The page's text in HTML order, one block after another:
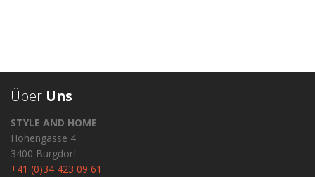
Über Uns
STYLE AND HOME
Hohengasse 4
3400 Burgdorf
+41 (0)34 423 09 61